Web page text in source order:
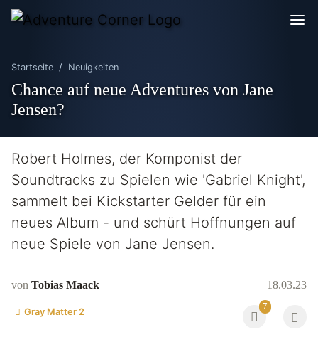
Startseite Neuigkeiten
Chance auf neue Adventures von Jane
Jensen?
Robert Holmes, der Komponist der
Soundtracks zu Spielen wie 'Gabriel Knight',
sammelt bei Kickstarter Gelder für ein
neues Album - und schürt Hoffnungen auf
neue Spiele von Jane Jensen.
von Tobias Maack 18.03.23
Gray Matter 2 7